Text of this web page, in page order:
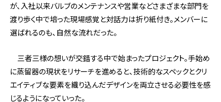
が、入社以来バルブのメンテナンスや営業などさまざまな部門を
渡り歩く中で培った現場感覚と対話力は折り紙付き。メンバーに
選ばれるのも、自然な流れだった。
三者三様の想いが交錯する中で始まったプロジェクト。手始め
に蒸留器の現状をリサーチを進めると、技術的なスペックとクリ
エイティブな要素を織り込んだデザインを両立させる必要性を感
じるようになっていった。